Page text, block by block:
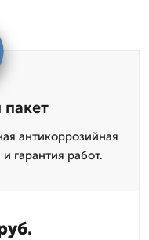
антикоррозийная
гарантия работ.